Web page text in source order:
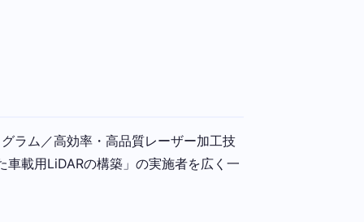
ラム／高効率・高品質レーザー加工技
載用LiDARの構築」の実施者を広く一